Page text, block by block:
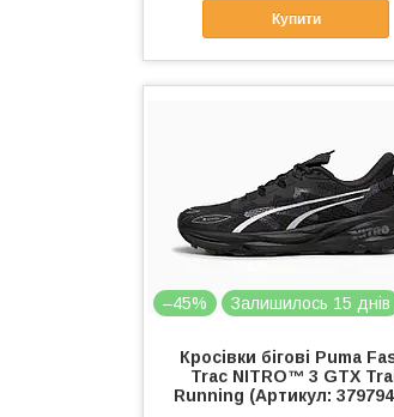
Купити
–45% Залишилось 15 днів
Кросівки бігові Puma
Trac NITRO™ 3 GTX
Running (Артикул: